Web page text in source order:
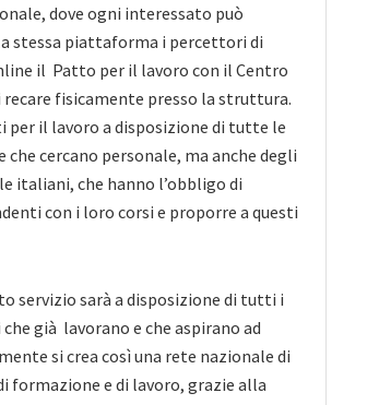
dove ogni interessato può
stessa piattaforma i percettori di
il Patto per il lavoro con il Centro
recare fisicamente presso la struttura.
per il lavoro a disposizione di tutte le
cercano personale, ma anche degli
italiani, che hanno l’obbligo di
con i loro corsi e proporre a questi
servizio sarà a disposizione di tutti i
già lavorano e che aspirano ad
si crea così una rete nazionale di
formazione e di lavoro, grazie alla